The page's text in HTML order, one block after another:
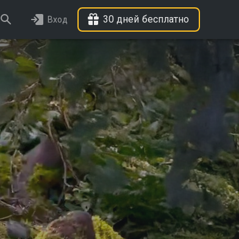
Вход 30 дней бесплатно